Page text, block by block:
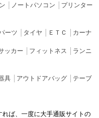
ノートパソコン
プリンター
ーツ タイヤ ＥＴＣ
カーナ
ッカー フィットネス
ランニ
具│ アウトドアバッグ│ テーブ
れば、一度に大手通販サイトの